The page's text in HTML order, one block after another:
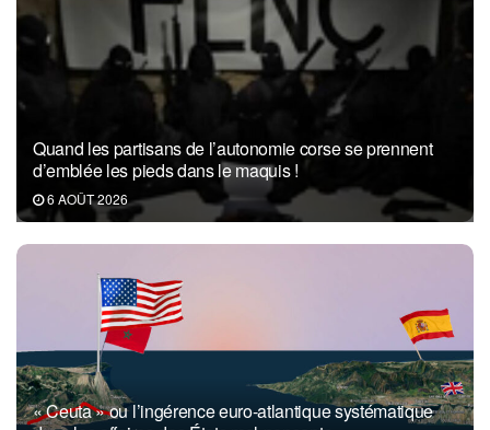
Quand les partisans de l’autonomie corse se prennent
d’emblée les pieds dans le maquis !
6 AOÛT 2026
« Ceuta » ou l’ingérence euro-atlantique systématique